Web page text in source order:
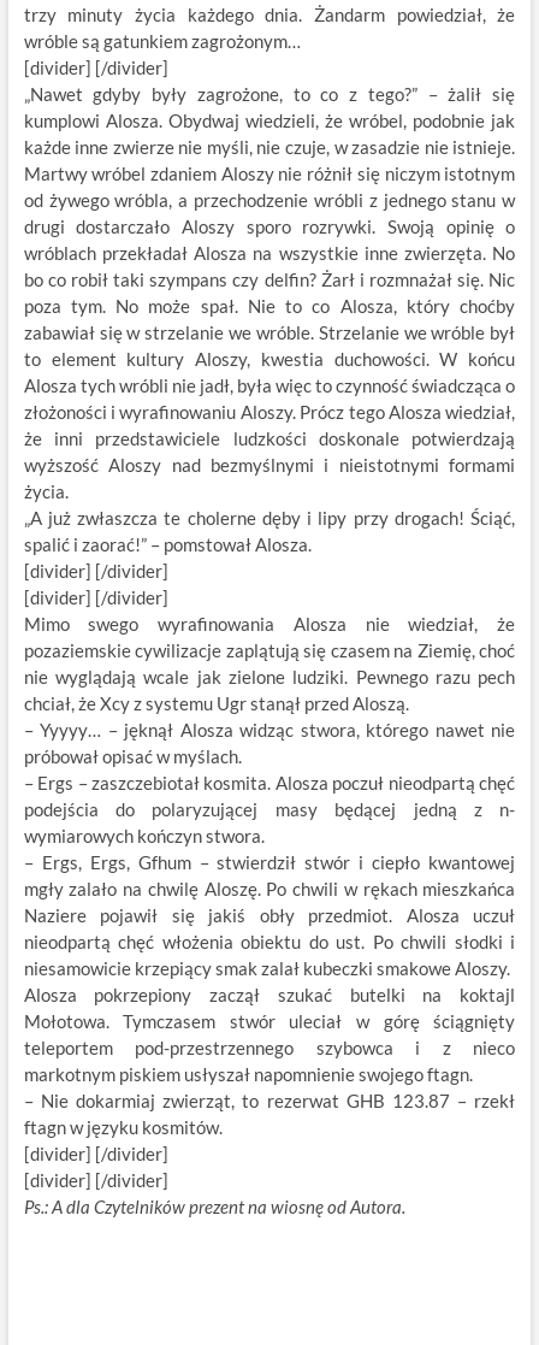
trzy minuty życia każdego dnia. Żandarm powiedział, że
wróble są gatunkiem zagrożonym…
[divider] [/divider]
„Nawet gdyby były zagrożone, to co z tego?” – żalił się
kumplowi Alosza. Obydwaj wiedzieli, że wróbel, podobnie jak
każde inne zwierze nie myśli, nie czuje, w zasadzie nie istnieje.
Martwy wróbel zdaniem Aloszy nie różnił się niczym istotnym
od żywego wróbla, a przechodzenie wróbli z jednego stanu w
drugi dostarczało Aloszy sporo rozrywki. Swoją opinię o
wróblach przekładał Alosza na wszystkie inne zwierzęta. No
bo co robił taki szympans czy delfin? Żarł i rozmnażał się. Nic
poza tym. No może spał. Nie to co Alosza, który choćby
zabawiał się w strzelanie we wróble. Strzelanie we wróble był
to element kultury Aloszy, kwestia duchowości. W końcu
Alosza tych wróbli nie jadł, była więc to czynność świadcząca o
złożoności i wyrafinowaniu Aloszy. Prócz tego Alosza wiedział,
że inni przedstawiciele ludzkości doskonale potwierdzają
wyższość Aloszy nad bezmyślnymi i nieistotnymi formami
życia.
„A już zwłaszcza te cholerne dęby i lipy przy drogach! Ściąć,
spalić i zaorać!” – pomstował Alosza.
[divider] [/divider]
[divider] [/divider]
Mimo swego wyrafinowania Alosza nie wiedział, że
pozaziemskie cywilizacje zaplątują się czasem na Ziemię, choć
nie wyglądają wcale jak zielone ludziki. Pewnego razu pech
chciał, że Xcy z systemu Ugr stanął przed Aloszą.
– Yyyyy… – jęknął Alosza widząc stwora, którego nawet nie
próbował opisać w myślach.
– Ergs – zaszczebiotał kosmita. Alosza poczuł nieodpartą chęć
podejścia do polaryzującej masy będącej jedną z n-
wymiarowych kończyn stwora.
– Ergs, Ergs, Gfhum – stwierdził stwór i ciepło kwantowej
mgły zalało na chwilę Aloszę. Po chwili w rękach mieszkańca
Naziere pojawił się jakiś obły przedmiot. Alosza uczuł
nieodpartą chęć włożenia obiektu do ust. Po chwili słodki i
niesamowicie krzepiący smak zalał kubeczki smakowe Aloszy.
Alosza pokrzepiony zaczął szukać butelki na koktajl
Mołotowa. Tymczasem stwór uleciał w górę ściągnięty
teleportem pod-przestrzennego szybowca i z nieco
markotnym piskiem usłyszał napomnienie swojego ftagn.
– Nie dokarmiaj zwierząt, to rezerwat GHB 123.87 – rzekł
ftagn w języku kosmitów.
[divider] [/divider]
[divider] [/divider]
Ps.: A dla Czytelników prezent na wiosnę od Autora.